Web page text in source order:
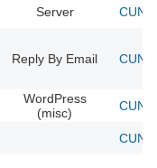
Server
Reply By Email
WordPress
(misc)